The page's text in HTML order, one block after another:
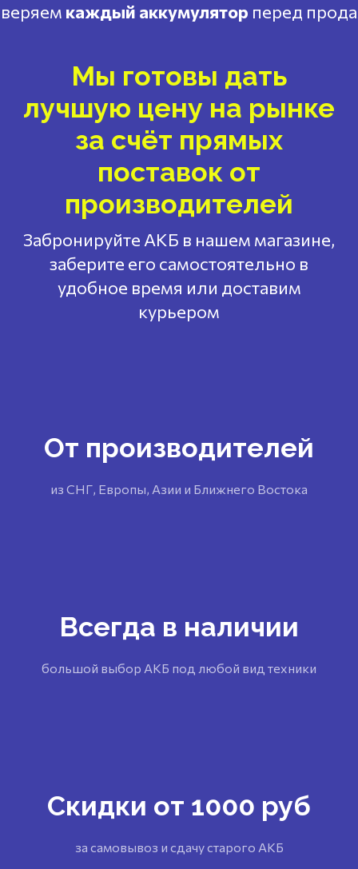
каждый аккумулятор перед
Мы готовы дать
лучшую цену на рынке
за счёт прямых
поставок от
производителей
Забронируйте АКБ в нашем магазине,
заберите его самостоятельно в
удобное время или доставим
курьером
От производителей
из СНГ, Европы, Азии и Ближнего Востока
Всегда в наличии
большой выбор АКБ под любой вид техники
Скидки от 1000 руб
за самовывоз и сдачу старого АКБ